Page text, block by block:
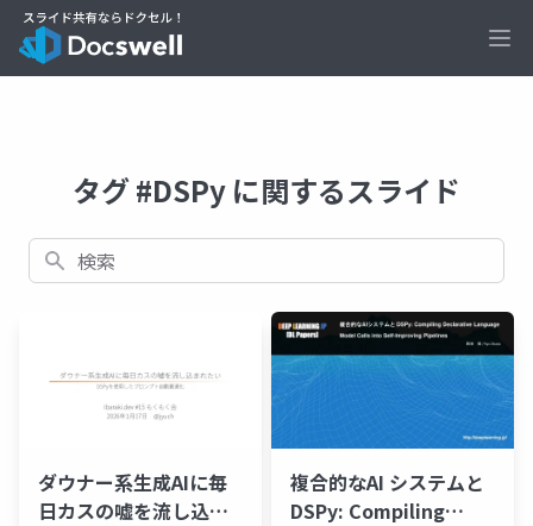
タグ #DSPy に関するスライド
検索
ダウナー系生成AIに毎
日カスの嘘を流し込ま
複合的なAI システムと
DSPy: Compiling